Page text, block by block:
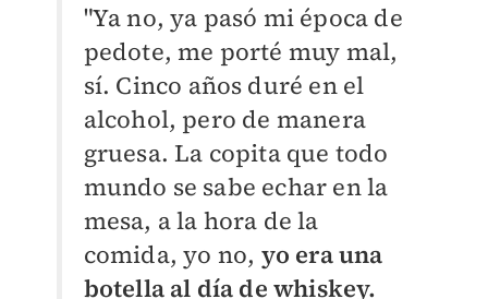
"Ya no, ya pasó mi época de
pedote, me porté muy mal,
sí. Cinco años duré en el
alcohol, pero de manera
gruesa. La copita que todo
mundo se sabe echar en la
mesa, a la hora de la
comida, yo no, yo era una
botella al día de whiskey.